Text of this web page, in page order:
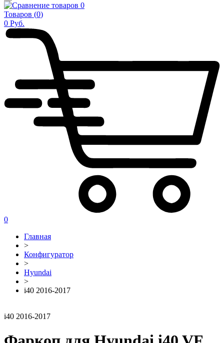
0
Товаров (0)
0 Руб.
0
Главная
>
Конфигуратор
>
Hyundai
>
i40 2016-2017
i40 2016-2017